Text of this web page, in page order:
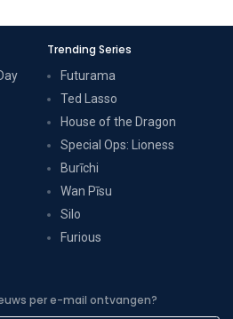
Trending Series
Futurama
Ted Lasso
House of the Dragon
Special Ops: Lioness
Burīchi
Wan Pīsu
Silo
Furious
per e-mail ontvangen?